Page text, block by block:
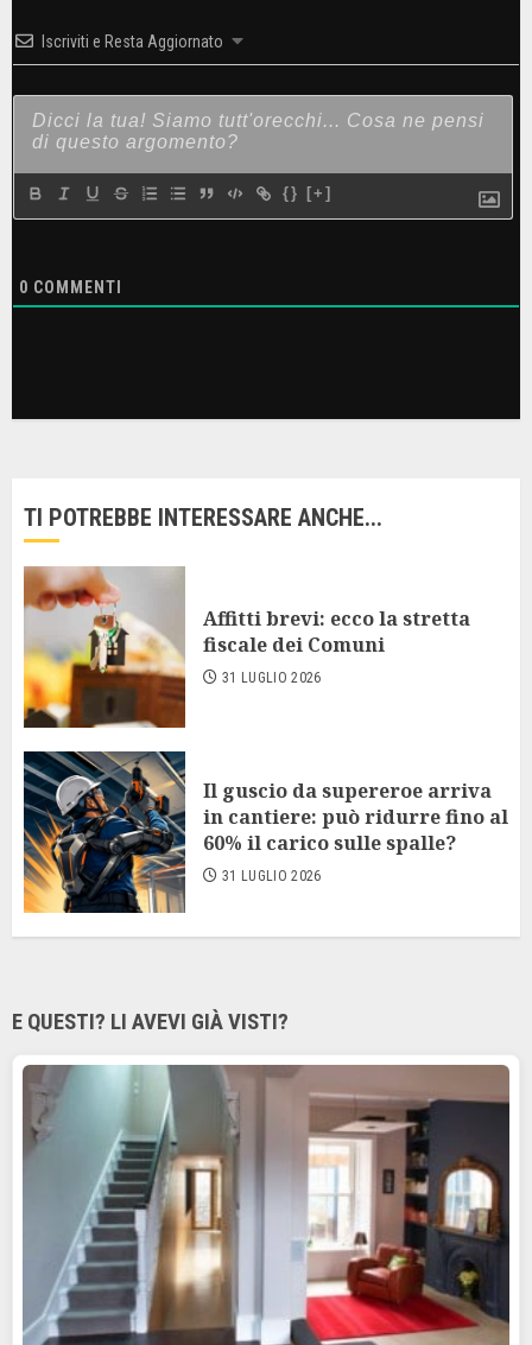
Iscriviti e Resta Aggiornato
{} [+]
0 COMMENTI
TI POTREBBE INTERESSARE ANCHE...
Affitti brevi: ecco la stretta
fiscale dei Comuni
31 LUGLIO 2026
Il guscio da supereroe arriva
in cantiere: può ridurre fino al
60% il carico sulle spalle?
31 LUGLIO 2026
E QUESTI? LI AVEVI GIÀ VISTI?